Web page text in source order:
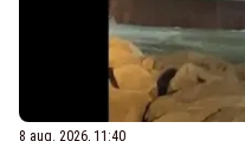
8 aug. 2026, 11:40